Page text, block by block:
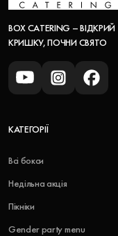
BOX CATERING – ВІДКРИЙ
КРИШКУ, ПОЧНИ СВЯТО
КАТЕГОРІЇ
Всі бокси
Недільна акція
Пікніки
Gender party menu